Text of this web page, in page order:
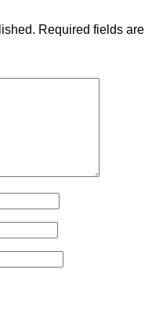
Required fields are